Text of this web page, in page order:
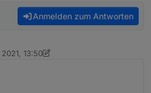
Anmelden zum Antworten
13:50